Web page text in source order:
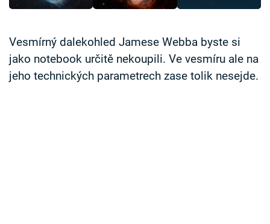
Sledujte nás
Vesmírný dalekohled Jamese Webba byste si
jako notebook určitě nekoupili. Ve vesmíru ale na
jeho technických parametrech zase tolik nesejde.